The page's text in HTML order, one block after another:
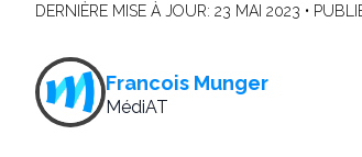
DERNIÈRE MISE À JOUR: 23 MAI 2023 •
Francois Munger
MédiAT